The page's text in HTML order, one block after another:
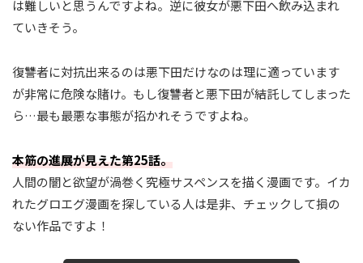
は難しいと思うんですよね。逆に彼女が悪下田へ飲み込まれ
ていきそう。
復讐者に対抗出来るのは悪下田だけなのは理に適っています
が非常に危険な賭け。もし復讐者と悪下田が結託してしまった
ら…最も最悪な事態が招かれそうですよね。
本筋の進展が見えた第25話。
人間の闇と欲望が渦巻く究極サスペンスを描く漫画です。イカ
れたグロエグ漫画を探している人は是非、チェックして損の
ない作品ですよ！